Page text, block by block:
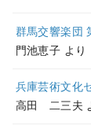
群馬交響楽団
門池恵子 より
兵庫芸術文化
高田 二三夫